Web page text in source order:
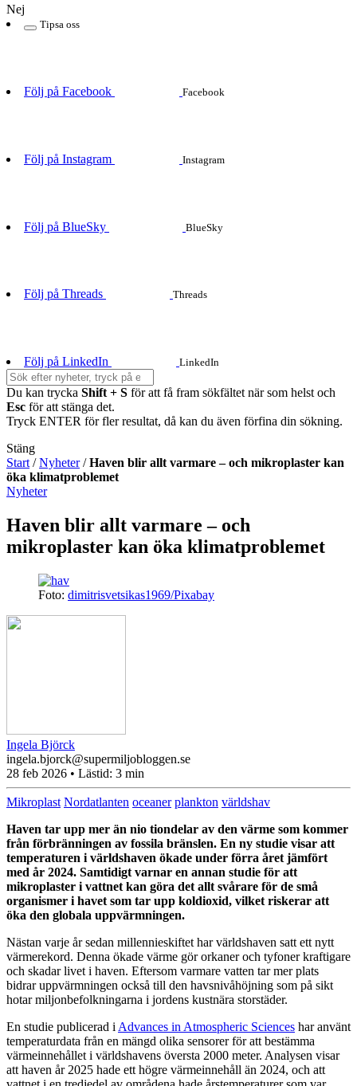
Nej
Tipsa oss
Följ på Facebook Facebook
Följ på Instagram Instagram
Följ på BlueSky BlueSky
Följ på Threads Threads
Följ på LinkedIn LinkedIn
Du kan trycka Shift + S för att få fram sökfältet när som helst och
Esc för att stänga det.
Tryck ENTER för fler resultat, då kan du även förfina din sökning.
Stäng
Start /Nyheter/Haven blir allt varmare – och mikroplaster kan
öka klimatproblemet
Nyheter
Haven blir allt varmare – och
mikroplaster kan öka klimatproblemet
Foto: dimitrisvetsikas1969/Pixabay
Ingela Björck
ingela.bjorck@supermiljobloggen.se
28 feb 2026 • Lästid: 3 min
Mikroplast Nordatlanten oceaner plankton världshav
Haven tar upp mer än nio tiondelar av den värme som kommer
från förbränningen av fossila bränslen. En ny studie visar att
temperaturen i världshaven ökade under förra året jämfört
med år 2024. Samtidigt varnar en annan studie för att
mikroplaster i vattnet kan göra det allt svårare för de små
organismer i havet som tar upp koldioxid, vilket riskerar att
öka den globala uppvärmningen.
Nästan varje år sedan millennieskiftet har världshaven satt ett nytt
värmerekord. Denna ökade värme gör orkaner och tyfoner kraftigare
och skadar livet i haven. Eftersom varmare vatten tar mer plats
bidrar uppvärmningen också till den havsnivåhöjning som på sikt
hotar miljonbefolkningarna i jordens kustnära storstäder.
En studie publicerad i Advances in Atmospheric Sciences har använt
temperaturdata från en mängd olika sensorer för att bestämma
värmeinnehållet i världshavens översta 2000 meter. Analysen visar
att haven år 2025 hade ett högre värmeinnehåll än 2024, och att